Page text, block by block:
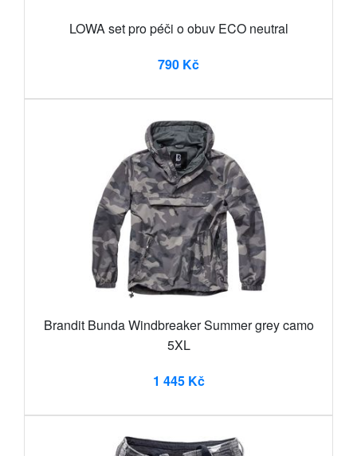
LOWA set pro péči o obuv ECO neutral
790 Kč
Brandit Bunda Windbreaker Summer grey camo
5XL
1 445 Kč